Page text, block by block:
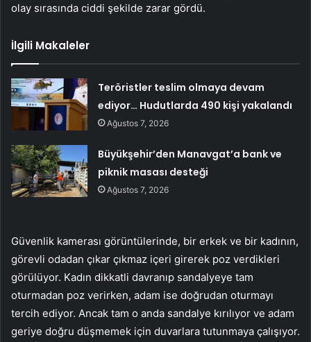
olay sırasında ciddi şekilde zarar gördü.
İlgili Makaleler
Teröristler teslim olmaya devam
ediyor… Hudutlarda 490 kişi yakalandı
Ağustos 7, 2026
Büyükşehir’den Manavgat’a bank ve
piknik masası desteği
Ağustos 7, 2026
Güvenlik kamerası görüntülerinde, bir erkek ve bir kadının,
görevli odadan çıkar çıkmaz içeri girerek poz verdikleri
görülüyor. Kadın dikkatli davranıp sandalyeye tam
oturmadan poz verirken, adam ise doğrudan oturmayı
tercih ediyor. Ancak tam o anda sandalye kırılıyor ve adam
geriye doğru düşmemek için duvarlara tutunmaya çalışıyor.